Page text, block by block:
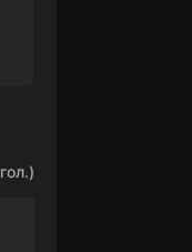
гол.)